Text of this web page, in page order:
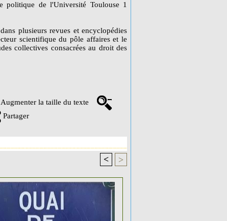
politique de l'Université Toulouse 1
plusieurs revues et encyclopédies
scientifique du pôle affaires et le
collectives consacrées au droit des
Augmenter la taille du texte
Partager
< >